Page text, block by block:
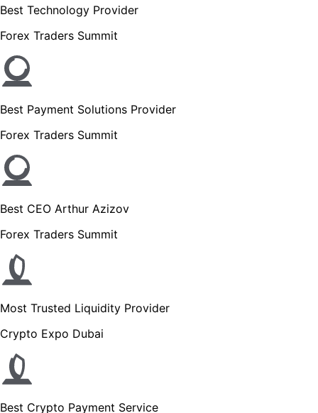
Best Technology Provider
Forex Traders Summit
Best Payment Solutions Provider
Forex Traders Summit
Best CEO Arthur Azizov
Forex Traders Summit
Most Trusted Liquidity Provider
Crypto Expo Dubai
Best Crypto Payment Service